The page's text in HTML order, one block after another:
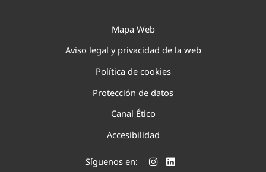
Mapa Web
Aviso legal y privacidad de la web
Política de cookies
Protección de datos
Canal Ético
Accesibilidad
Síguenos en: